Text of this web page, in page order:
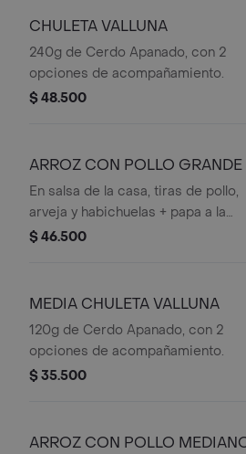
CHULETA VALLUNA
240g de Cerdo Apanado, con 2
opciones de acompañamiento.
$ 48.500
ARROZ CON POLLO GRANDE
En salsa de la casa, tiras de pollo,
arveja y habichuelas + papa a la
francesa.
$ 46.500
MEDIA CHULETA VALLUNA
120g de Cerdo Apanado, con 2
opciones de acompañamiento.
$ 35.500
ARROZ CON POLLO